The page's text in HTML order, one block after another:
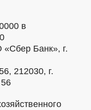
в
Банк», г.
212030, г.